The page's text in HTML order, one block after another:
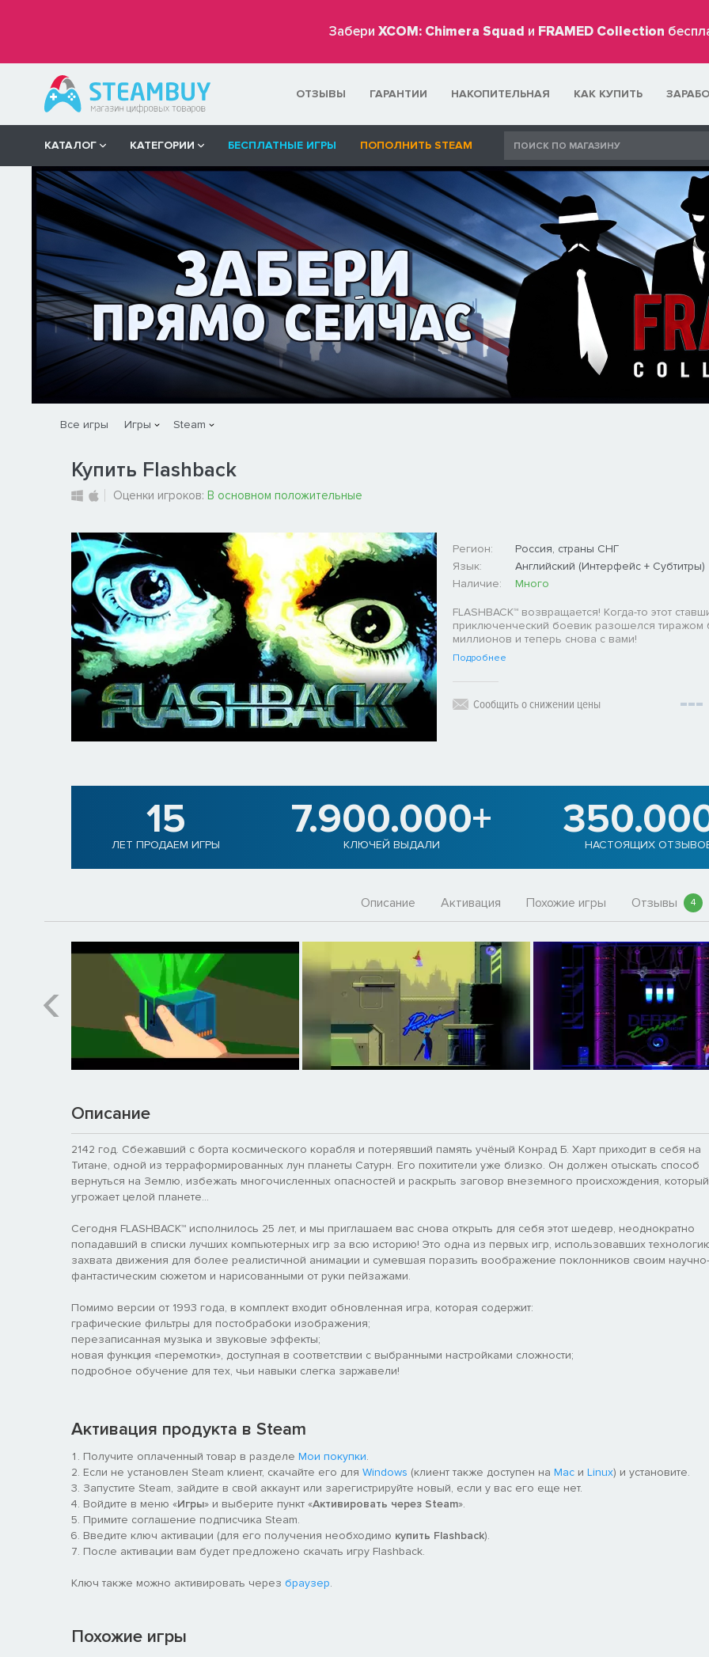
Забери XCOM: Chimera Squad и FRAMED Collection
ОТЗЫВЫ ГАРАНТИИ НАКОПИТЕЛЬНАЯ КАК КУПИТЬ
КАТАЛОГ КАТЕГОРИИ БЕСПЛАТНЫЕ ИГРЫ ПОПОЛНИТЬ STEAM
Все игры Игры Steam
Купить Flashback
Оценки игроков: В основном положительные
Регион:
Россия, страны СНГ
Язык:
Английский (Интерфейс + Субтитры)
Наличие:
Много
FLASHBACK™ возвращается! Когда-то этот
приключенческий боевик разошелся тиражом
миллионов и теперь снова с вами!
Подробнее
Сообщить о снижении цены
15
ЛЕТ ПРОДАЕМ ИГРЫ
7.900.000+
КЛЮЧЕЙ ВЫДАЛИ НАСТОЯЩИХ
Описание Активация Похожие игры Отзывы 4
Описание
2142 год. Сбежавший с борта космического корабля и потерявший память учёный Конрад Б. Харт приходит в себя на
Титане, одной из терраформированных лун планеты Сатурн. Его похитители уже близко. Он должен отыскать способ
вернуться на Землю, избежать многочисленных опасностей и раскрыть заговор внеземного происхождения, который
угрожает целой планете…
Сегодня FLASHBACK™ исполнилось 25 лет, и мы приглашаем вас снова открыть для себя этот шедевр, неоднократно
попадавший в списки лучших компьютерных игр за всю историю! Это одна из первых игр, использовавших
захвата движения для более реалистичной анимации и сумевшая поразить воображение поклонников своим научно-
фантастическим сюжетом и нарисованными от руки пейзажами.
Помимо версии от 1993 года, в комплект входит обновленная игра, которая содержит:
графические фильтры для постобрабоки изображения;
перезаписанная музыка и звуковые эффекты;
новая функция «перемотки», доступная в соответствии с выбранными настройками сложности;
подробное обучение для тех, чьи навыки слегка заржавели!
Активация продукта в Steam
Получите оплаченный товар в разделе Мои покупки.
Если не установлен Steam клиент, скачайте его для Windows (клиент также доступен на Mac и Linux) и установите.
Запустите Steam, зайдите в свой аккаунт или зарегистрируйте новый, если у вас его еще нет.
Войдите в меню «Игры» и выберите пункт «Активировать через Steam».
Примите соглашение подписчика Steam.
Введите ключ активации (для его получения необходимо купить Flashback).
После активации вам будет предложено скачать игру Flashback.
Ключ также можно активировать через браузер.
Похожие игры